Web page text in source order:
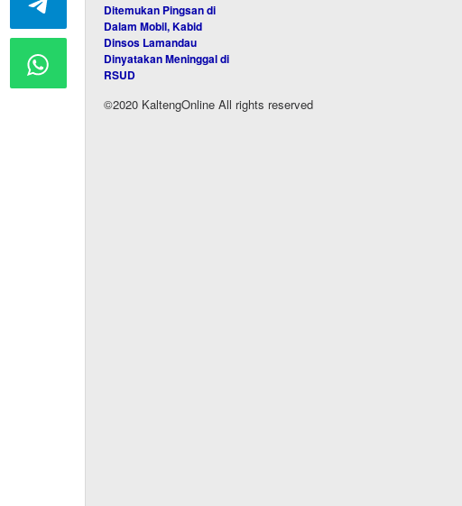
Ditemukan Pingsan di
Dalam Mobil, Kabid
Dinsos Lamandau
Dinyatakan Meninggal di
RSUD
©2020 KaltengOnline All rights reserved